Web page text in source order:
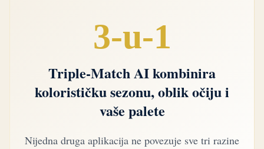
3-u-1
Triple-Match AI kombinira
kolorističku sezonu, oblik očiju i
vaše palete
Nijedna druga aplikacija ne povezuje sve tri razine